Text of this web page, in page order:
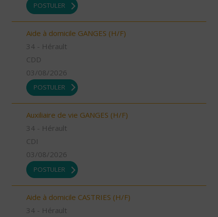
POSTULER
Aide à domicile GANGES (H/F)
34 - Hérault
CDD
03/08/2026
POSTULER
Auxiliaire de vie GANGES (H/F)
34 - Hérault
CDI
03/08/2026
POSTULER
Aide à domicile CASTRIES (H/F)
34 - Hérault